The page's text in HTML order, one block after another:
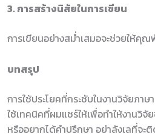
3. การสร้างนิสัยในการเขียน
การเขียนอย่างสม่ำเสมอจะช่วยให้คุ
บทสรุป
การใช้ประโยคที่กระชับในงานวิจัยภ
ใช้เทคนิคที่ผมแชร์ให้เพื่อทำให้งาน
หรืออยากได้คำปรึกษา อย่าลังเลที่จะ